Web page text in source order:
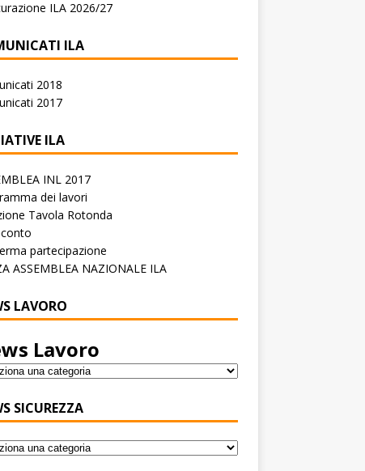
ILA 2026/27
ILA
2018
2017
ILA
INL 2017
dei lavori
Tavola Rotonda
partecipazione
ASSEMBLEA NAZIONALE ILA
LAVORO
Lavoro
SICUREZZA